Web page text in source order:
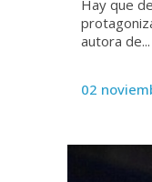
Hay que
autora de...
02